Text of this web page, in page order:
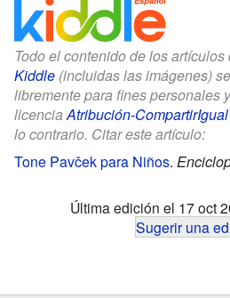
Todo el contenido de los artículos
Kiddle (incluidas las imágenes)
libremente para fines personales
licencia Atribución-CompartirIgual
lo contrario. Citar este artículo:
Tone Pavček para Niños.
Última edición el 17 oct
Sugerir una